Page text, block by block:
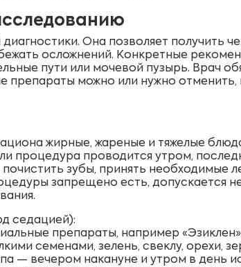
Она позволяет получить
осложнений. Конкретные
пути или мочевой пузырь. Врач
препараты можно или нужно отменить,
жирные, жареные и тяжелые
процедура проводится утром,
зубы, принять необходимые
запрещено есть, допускается
седацией):
препараты, например
семенами, зелень, свеклу, орехи,
— вечером накануне и утром в день